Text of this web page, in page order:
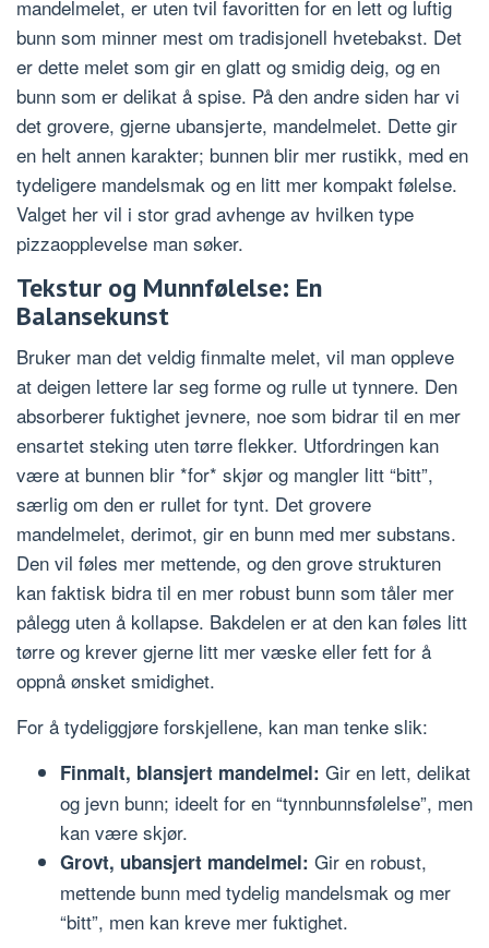
mandelmelet, er uten tvil favoritten for en lett og luftig
bunn som minner mest om tradisjonell hvetebakst. Det
er dette melet som gir en glatt og smidig deig, og en
bunn som er delikat å spise. På den andre siden har vi
det grovere, gjerne ubansjerte, mandelmelet. Dette gir
en helt annen karakter; bunnen blir mer rustikk, med en
tydeligere mandelsmak og en litt mer kompakt følelse.
Valget her vil i stor grad avhenge av hvilken type
pizzaopplevelse man søker.
Tekstur og Munnfølelse: En
Balansekunst
Bruker man det veldig finmalte melet, vil man oppleve
at deigen lettere lar seg forme og rulle ut tynnere. Den
absorberer fuktighet jevnere, noe som bidrar til en mer
ensartet steking uten tørre flekker. Utfordringen kan
være at bunnen blir *for* skjør og mangler litt “bitt”,
særlig om den er rullet for tynt. Det grovere
mandelmelet, derimot, gir en bunn med mer substans.
Den vil føles mer mettende, og den grove strukturen
kan faktisk bidra til en mer robust bunn som tåler mer
pålegg uten å kollapse. Bakdelen er at den kan føles litt
tørre og krever gjerne litt mer væske eller fett for å
oppnå ønsket smidighet.
For å tydeliggjøre forskjellene, kan man tenke slik:
Finmalt, blansjert mandelmel: Gir en lett, delikat
og jevn bunn; ideelt for en “tynnbunnsfølelse”, men
kan være skjør.
Grovt, ubansjert mandelmel: Gir en robust,
mettende bunn med tydelig mandelsmak og mer
“bitt”, men kan kreve mer fuktighet.